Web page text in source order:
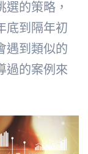
的策略，
底到隔年初
遇到類似的
過的案例來